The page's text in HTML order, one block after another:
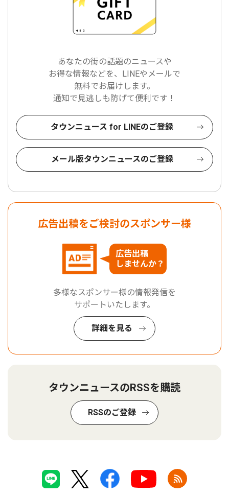
あなたの街の話題のニュースや
お得な情報などを、LINEやメールで
無料でお届けします。
通知で見逃しも防げて便利です！
タウンニュース for LINEのご登録
メール版タウンニュースのご登録
広告出稿をご検討のスポンサー様
広告出稿
しませんか？
多様なスポンサー様の情報発信を
サポートいたします。
詳細を見る
タウンニュースのRSSを購読
RSSのご登録